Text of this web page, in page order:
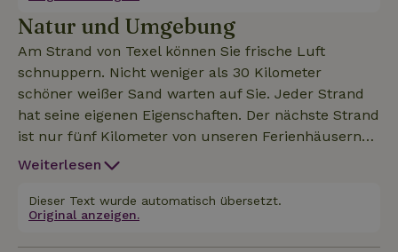
für Kinder. Das Ferienhaus befindet sich in ruhiger
Lage in Midden-Eierland und ist ein idealer
Ausgangspunkt für Ausflüge in die
Naturschutzgebiete De Slufter, De Muy und De
Schorren, in das ruhige Wattenmeer oder in das
nostalgische Dorf Oosterend.
Natur und Umgebung
Am Strand von Texel können Sie frische Luft
schnuppern. Nicht weniger als 30 Kilometer
schöner weißer Sand warten auf Sie. Jeder Strand
hat seine eigenen Eigenschaften. Der nächste Strand
ist nur fünf Kilometer von unseren Ferienhäusern
entfernt. Utopia liegt auf der Ostseite von Texel,
der Deiche. Hier brüten Brandseeschwalben und
Charadrii auf den Muschelstränden. Die
angrenzenden Wattflächen bieten eine gute Sicht
Weiterlesen
Dieser Text wurde automatisch übersetzt.
Original anzeigen.